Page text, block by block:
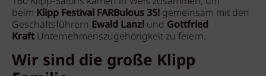
beim Klipp Festival FARBulous 35! gemeinsam mit den
Geschäftsführern Ewald Lanzl und Gottfried
KraftUnternehmenszugehörigkeit zu feiern.
Wir sind die große Klipp